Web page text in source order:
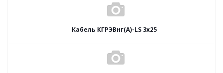
Кабель КГРЭВнг(А)-LS 3х25